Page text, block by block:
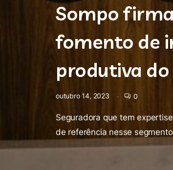
Sompo
fomento de
produtiva
outubro 14, 2023 0
Seguradora que tem
de referência nesse